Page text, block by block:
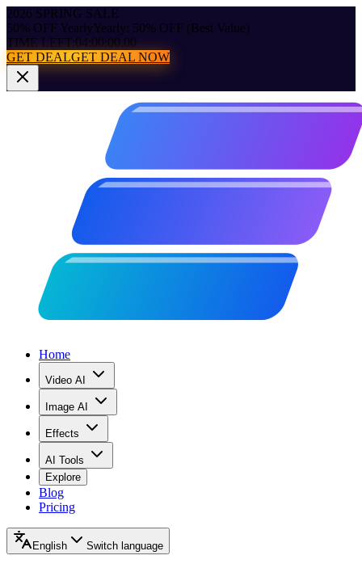
2026 SPRING SALE
50% OFF YearlyYearly: 50% OFF (Best Value)
TIME LEFT:04:00:00.00
GET DEALGET DEAL NOW
Home
Video AI
Image AI
Effects
AI Tools
Explore
Blog
Pricing
English Switch language